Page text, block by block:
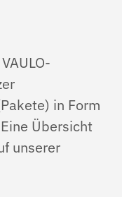
in Form
Übersicht
unserer